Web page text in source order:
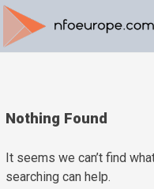
Nothing Found
It seems we can’t find
searching can help.